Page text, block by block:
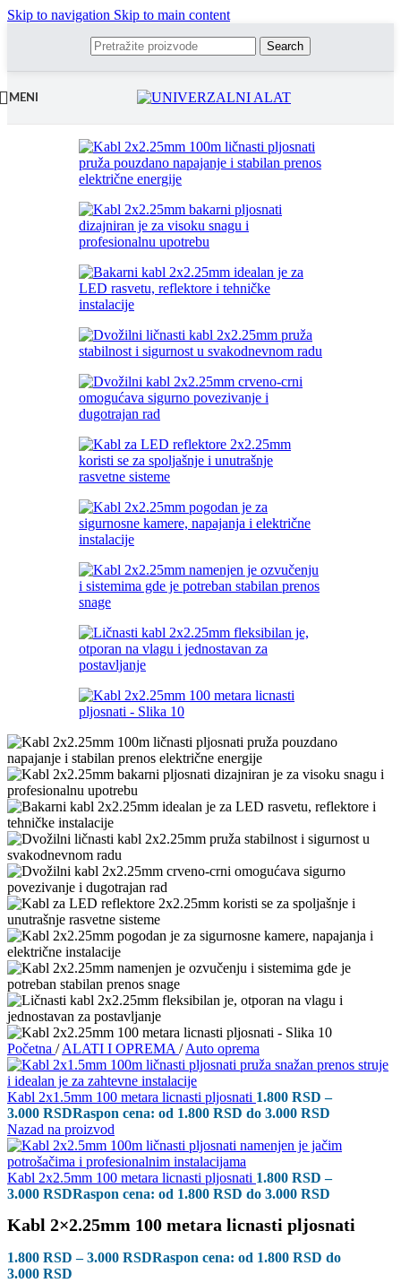
Skip to navigation Skip to main content
Search
MENI
Početna / ALATI I OPREMA / Auto oprema
Kabl 2x1.5mm 100 metara licnasti pljosnati 1.800 RSD –
3.000 RSDRaspon cena: od 1.800 RSD do 3.000 RSD
Nazad na proizvod
Kabl 2x2.5mm 100 metara licnasti pljosnati 1.800 RSD –
3.000 RSDRaspon cena: od 1.800 RSD do 3.000 RSD
Kabl 2×2.25mm 100 metara licnasti pljosnati
1.800 RSD – 3.000 RSDRaspon cena: od 1.800 RSD do
3.000 RSD